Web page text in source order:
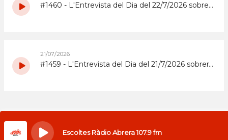
#1460 - L'Entrevista del Dia del 22/7/2026 sobre la Festa Major 2026 del Barri de Sta. Maria i el Suro
21/07/2026
#1459 - L'Entrevista del Dia del 21/7/2026 sobrera la Festa Major 2026 del barri del Rebato d'Abrera
Escoltes Ràdio Abrera 107.9 fm